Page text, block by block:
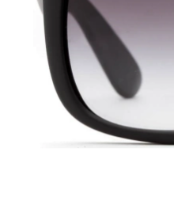
43 mm
Высота линзы